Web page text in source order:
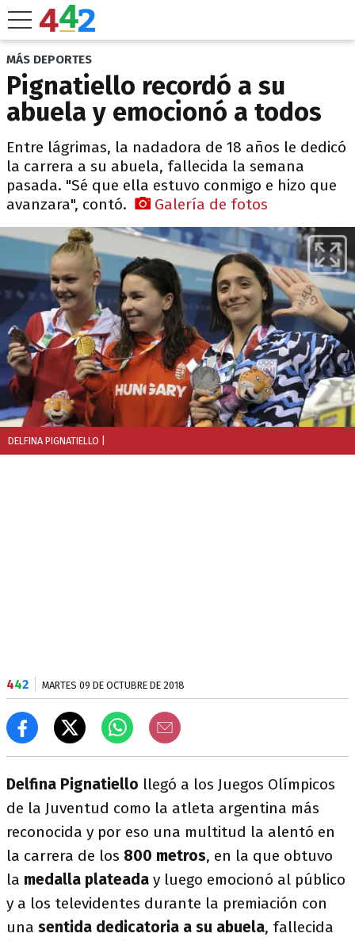
MÁS DEPORTES
Pignatiello recordó a su
abuela y emocionó a todos
Entre lágrimas, la nadadora de 18 años le dedicó
la carrera a su abuela, fallecida la semana
pasada. "Sé que ella estuvo conmigo e hizo que
avanzara", contó.
Galería de fotos
DELFINA PIGNATIELLO
442 MARTES 09 DE OCTUBRE DE 2018
Delfina Pignatiello llegó a los Juegos Olímpicos
de la Juventud como la atleta argentina más
reconocida y por eso una multitud la alentó en
la carrera de los 800 metros, en la que obtuvo
la medalla plateada y luego emocionó al público
y a los televidentes durante la premiación con
una sentida dedicatoria a su abuela, fallecida